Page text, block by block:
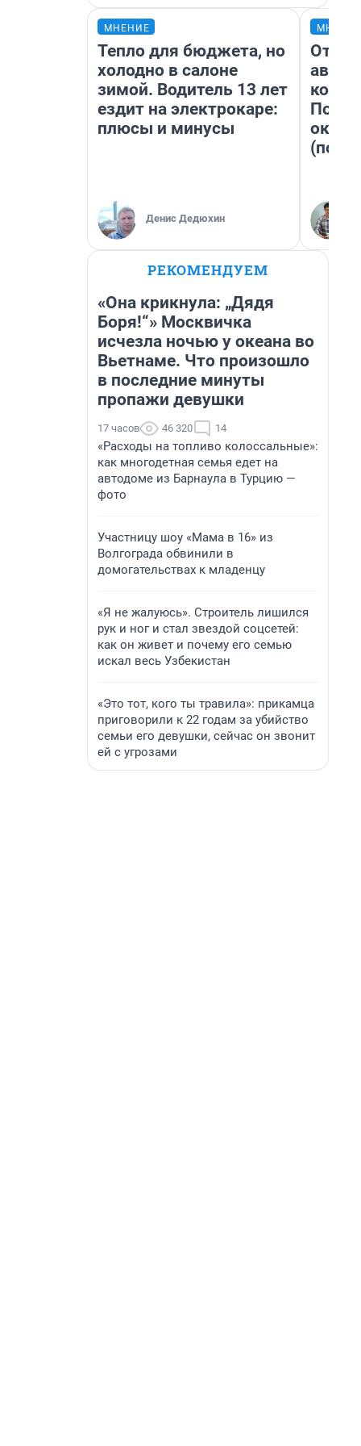
МНЕНИЕ
Тепло для бюджета, но
холодно в салоне
зимой. Водитель 13 лет
ездит на электрокаре:
плюсы и минусы
Денис Дедюхин
От
РЕКОМЕНДУЕМ
«Она крикнула: „Дядя
Боря!“» Москвичка
исчезла ночью у океана во
Вьетнаме. Что произошло
в последние минуты
пропажи девушки
17 часов 46 320 14
«Расходы на топливо колоссальные»:
как многодетная семья едет на
автодоме из Барнаула в Турцию —
фото
Участницу шоу «Мама в 16» из
Волгограда обвинили в
домогательствах к младенцу
«Я не жалуюсь». Строитель лишился
рук и ног и стал звездой соцсетей:
как он живет и почему его семью
искал весь Узбекистан
«Это тот, кого ты травила»: прикамца
приговорили к 22 годам за убийство
семьи его девушки, сейчас он звонит
ей с угрозами